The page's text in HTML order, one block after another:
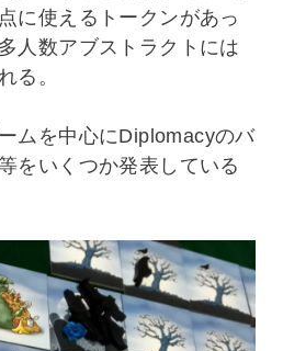
に使えるトークンがあっ
人数アブストラクトには
る。
ムを中心にDiplomacyのバ
をいくつか発表している